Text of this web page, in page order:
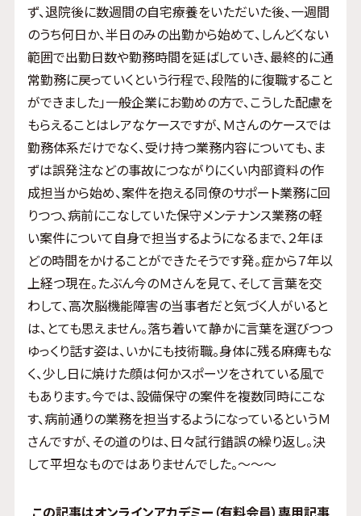
ず、退院後に数週間の自宅療養をいただいた後、一週間
のうち何日か、半日のみの出勤から始めて、しんどくない
範囲で出勤日数や勤務時間を延ばしていき、最終的に通
常勤務に戻っていくという行程で、段階的に復職すること
ができました」一般企業にお勤めの方で、こうした配慮を
もらえることはレアなケースですが、Ｍさんのケースでは
勤務体系だけでなく、受け持つ業務内容についても、ま
ずは誤発注などの事故につながりにくい内部資料の作
成担当から始め、案件を抱える同僚のサポート業務に回
りつつ、病前にこなしていた保守メンテナンス業務の軽
い案件について自身で担当するようになるまで、２年ほ
どの時間をかけることができたそうです発。症から７年以
上経つ現在。たぶん今のＭさんを見て、そして言葉を交
わして、高次脳機能障害の当事者だと気づく人がいると
は、とても思えません。落ち着いて静かに言葉を選びつつ
ゆっくり話す姿は、いかにも技術職。身体に残る麻痺もな
く、少し日に焼けた顔は何かスポーツをされている風で
もあります。今では、設備保守の案件を複数同時にこな
す、病前通りの業務を担当するようになっているというＭ
さんですが、その道のりは、日々試行錯誤の繰り返し。決
して平坦なものではありませんでした。〜〜〜